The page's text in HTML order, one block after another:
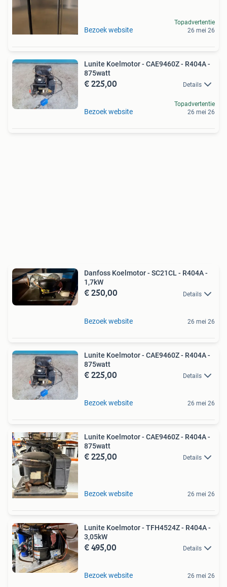
Bezoek website
Topadvertentie
26 mei 26
Lunite Koelmotor - CAE9460Z - R404A -
875watt
€ 225,00 Details
Bezoek website
Topadvertentie
26 mei 26
Danfoss Koelmotor - SC21CL - R404A -
1,7kW
€ 250,00 Details
Bezoek website 26 mei 26
Lunite Koelmotor - CAE9460Z - R404A -
875watt
€ 225,00 Details
Bezoek website 26 mei 26
Lunite Koelmotor - CAE9460Z - R404A -
875watt
€ 225,00 Details
Bezoek website 26 mei 26
Lunite Koelmotor - TFH4524Z - R404A -
3,05kW
€ 495,00 Details
Bezoek website 26 mei 26